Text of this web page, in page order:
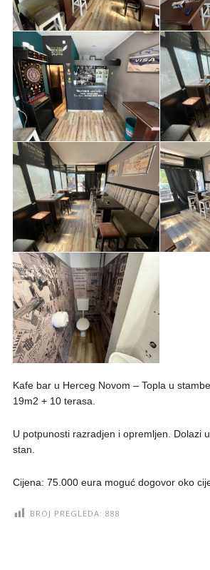
Kafe bar u Herceg Novom – Topla u
19m2 + 10 terasa.
U potpunosti razradjen i opremljen. Dolazi
stan.
Cijena: 75.000 eura moguć dogovor oko
BROJ PREGLEDA: 888